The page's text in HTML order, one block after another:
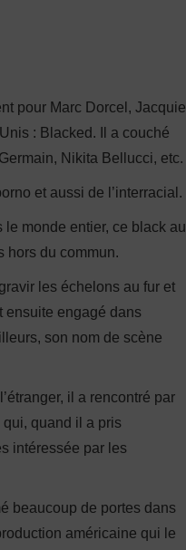
pour Marc Dorcel, Jacquie
: Blacked. Il a couché
Nikita Bellucci, etc.
et aussi de l’interracial.
le monde entier, ce black au
hors du commun.
les échelons au fur et
ensuite engagé dans
son nom de scène
il a rencontré par
quand il a pris
intéressée par les
beaucoup de portes dans
américaine qui le